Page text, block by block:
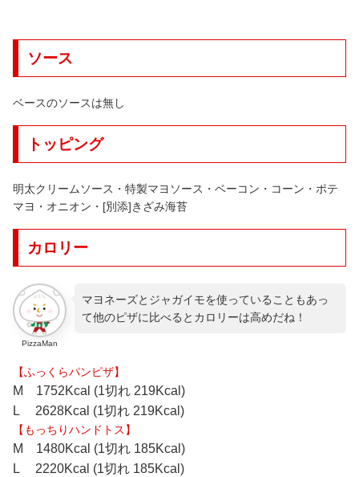
ソース
ベースのソースは無し
トッピング
明太クリームソース・特製マヨソース・ベーコン・コーン・ポテ
マヨ・オニオン・[別添]きざみ海苔
カロリー
PizzaMan
マヨネーズとジャガイモを使っていることもあっ
て他のピザに比べるとカロリーは高めだね！
【ふっくらパンピザ】
M 1752Kcal (1切れ 219Kcal)
L 2628Kcal (1切れ 219Kcal)
【もっちりハンドトス】
M 1480Kcal (1切れ 185Kcal)
L 2220Kcal (1切れ 185Kcal)